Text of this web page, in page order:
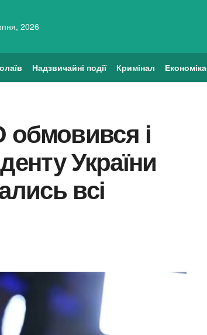
2026
Надзвичайні події Кримінал Економіка
обмовився і
України
всі